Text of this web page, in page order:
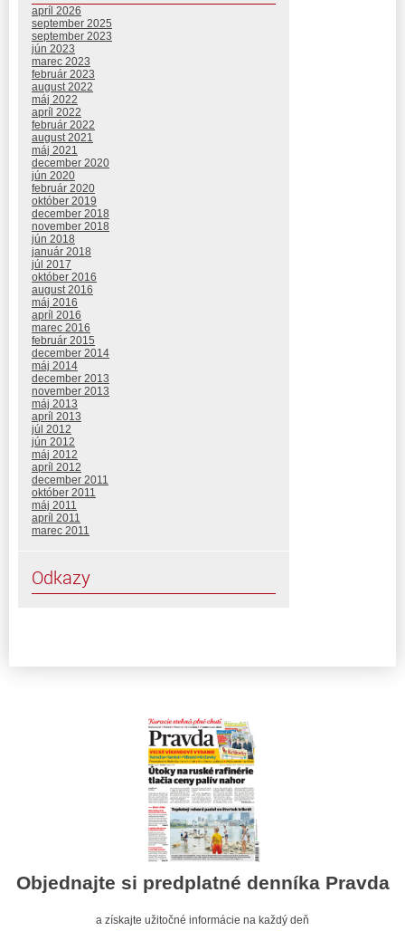
apríl 2026
september 2025
september 2023
jún 2023
marec 2023
február 2023
august 2022
máj 2022
apríl 2022
február 2022
august 2021
máj 2021
december 2020
jún 2020
február 2020
október 2019
december 2018
november 2018
jún 2018
január 2018
júl 2017
október 2016
august 2016
máj 2016
apríl 2016
marec 2016
február 2015
december 2014
máj 2014
december 2013
november 2013
máj 2013
apríl 2013
júl 2012
jún 2012
máj 2012
apríl 2012
december 2011
október 2011
máj 2011
apríl 2011
marec 2011
Odkazy
Objednajte si predplatné denníka Pravda
a získajte užitočné informácie na každý deň